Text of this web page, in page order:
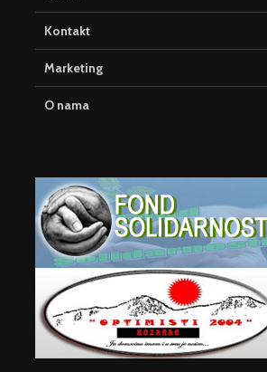
Kontakt
Marketing
O nama